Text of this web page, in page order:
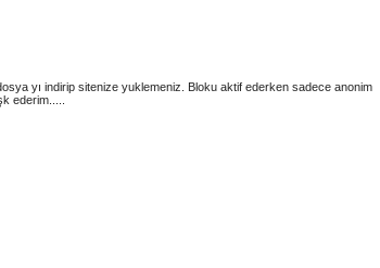
yı indirip sitenize yuklemeniz. Bloku aktif ederken sadece anonim
ederim.....